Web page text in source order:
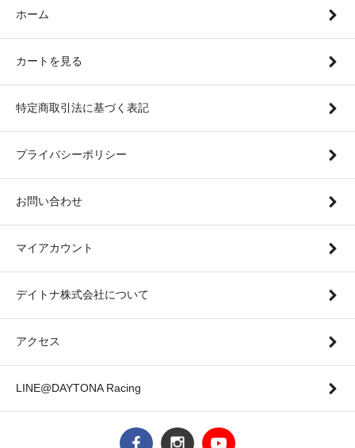
ホーム
カートを見る
特定商取引法に基づく表記
プライバシーポリシー
お問い合わせ
マイアカウント
デイトナ株式会社について
アクセス
LINE@DAYTONA Racing